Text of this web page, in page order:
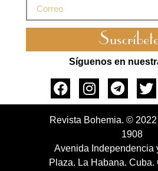
Síguenos en
Revista Bohemia. ©
1908
Avenida Independencia
Plaza. La Habana. Cuba.